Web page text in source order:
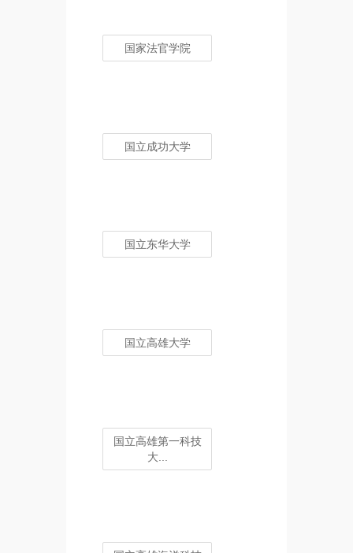
国家法官学院
国立成功大学
国立东华大学
国立高雄大学
国立高雄第一科技
大...